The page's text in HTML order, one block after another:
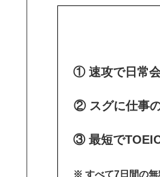
① 速攻で日常
② スグに仕事
③ 最短で
※ すべて7日間の無